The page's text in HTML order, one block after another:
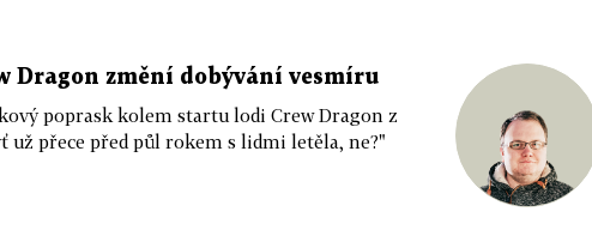
Dragon změní dobývání vesmíru
poprask kolem startu lodi Crew Dragon z
už přece před půl rokem s lidmi letěla, ne?"